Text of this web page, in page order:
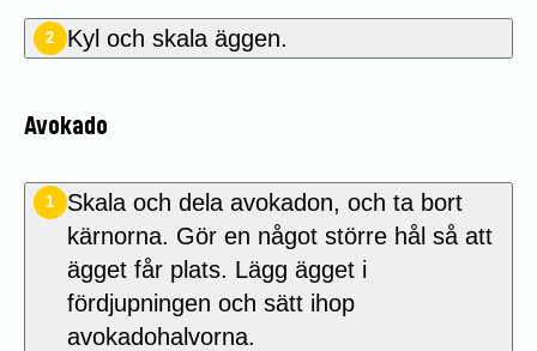
2 Kyl och skala äggen.
Avokado
1
Skala och dela avokadon, och ta bort
kärnorna. Gör en något större hål så att
ägget får plats. Lägg ägget i
fördjupningen och sätt ihop
avokadohalvorna.